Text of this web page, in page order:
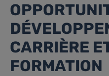
CARRIÈRE
FORMATION